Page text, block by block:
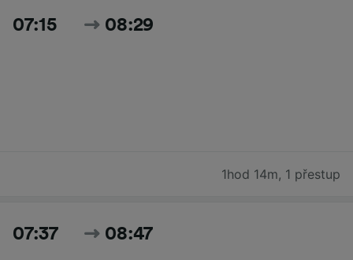
07:15 08:29
1hod 14m, 1 přestup
07:37 08:47